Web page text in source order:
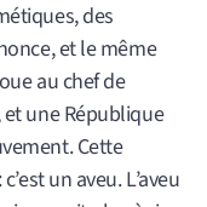
des
et le même
au chef de
une République
Cette
un aveu. L’aveu